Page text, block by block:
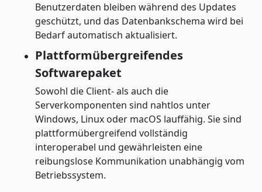
Benutzerdaten bleiben während des Updates
geschützt, und das Datenbankschema wird bei
Bedarf automatisch aktualisiert.
Plattformübergreifendes
Softwarepaket
Sowohl die Client- als auch die
Serverkomponenten sind nahtlos unter
Windows, Linux oder macOS lauffähig. Sie sind
plattformübergreifend vollständig
interoperabel und gewährleisten eine
reibungslose Kommunikation unabhängig vom
Betriebssystem.